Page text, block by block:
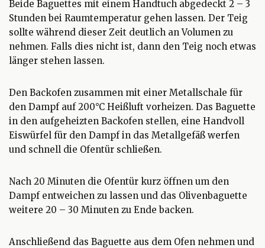
Beide Baguettes mit einem Handtuch abgedeckt 2 – 3
Stunden bei Raumtemperatur gehen lassen. Der Teig
sollte während dieser Zeit deutlich an Volumen zu
nehmen. Falls dies nicht ist, dann den Teig noch etwas
länger stehen lassen.
Den Backofen zusammen mit einer Metallschale für
den Dampf auf 200°C Heißluft vorheizen. Das Baguette
in den aufgeheizten Backofen stellen, eine Handvoll
Eiswürfel für den Dampf in das Metallgefäß werfen
und schnell die Ofentür schließen.
Nach 20 Minuten die Ofentür kurz öffnen um den
Dampf entweichen zu lassen und das Olivenbaguette
weitere 20 – 30 Minuten zu Ende backen.
Anschließend das Baguette aus dem Ofen nehmen und